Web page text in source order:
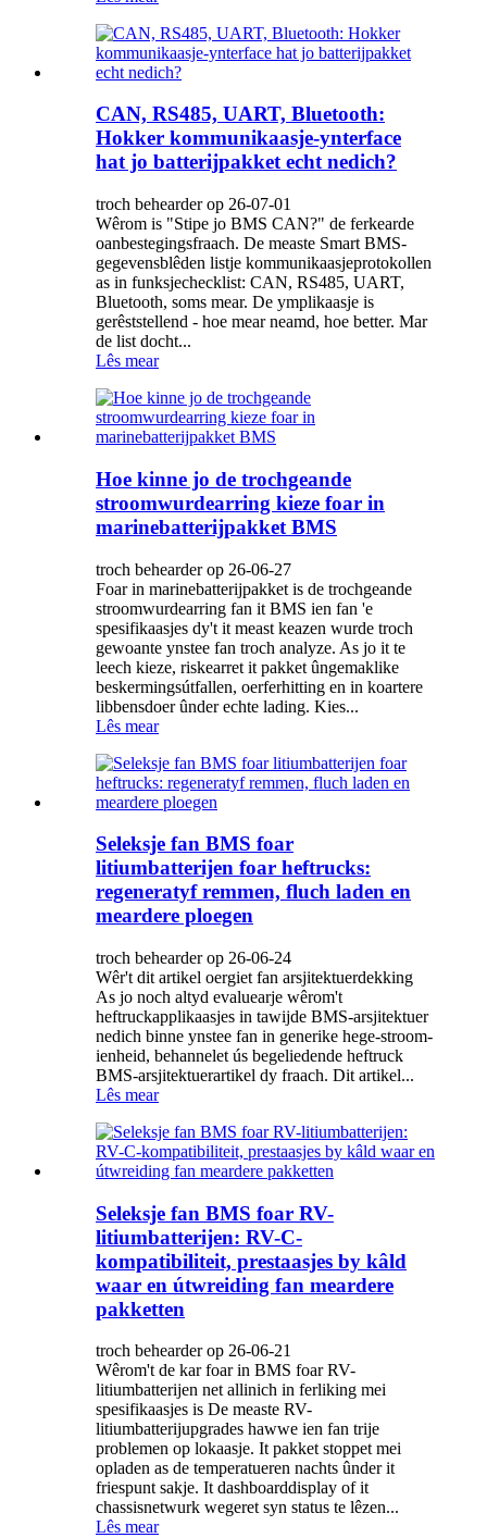
CAN, RS485, UART, Bluetooth:
Hokker kommunikaasje-ynterface
hat jo batterijpakket echt nedich?
troch behearder op 26-07-01
Wêrom is "Stipe jo BMS CAN?" de ferkearde
oanbestegingsfraach. De measte Smart BMS-
gegevensblêden listje kommunikaasjeprotokollen
as in funksjechecklist: CAN, RS485, UART,
Bluetooth, soms mear. De ymplikaasje is
gerêststellend - hoe mear neamd, hoe better. Mar
de list docht...
Lês mear
Hoe kinne jo de trochgeande
stroomwurdearring kieze foar in
marinebatterijpakket BMS
troch behearder op 26-06-27
Foar in marinebatterijpakket is de trochgeande
stroomwurdearring fan it BMS ien fan 'e
spesifikaasjes dy't it meast keazen wurde troch
gewoante ynstee fan troch analyze. As jo ​​it te
leech kieze, riskearret it pakket ûngemaklike
beskermingsútfallen, oerferhitting en in koartere
libbensdoer ûnder echte lading. Kies...
Lês mear
Seleksje fan BMS foar
litiumbatterijen foar heftrucks:
regeneratyf remmen, fluch laden en
meardere ploegen
troch behearder op 26-06-24
Wêr't dit artikel oergiet fan arsjitektuerdekking
As jo ​​noch altyd evaluearje wêrom't
heftruckapplikaasjes in tawijde BMS-arsjitektuer
nedich binne ynstee fan in generike hege-stroom-
ienheid, behannelet ús begeliedende heftruck
BMS-arsjitektuerartikel dy fraach. Dit artikel...
Lês mear
Seleksje fan BMS foar RV-
litiumbatterijen: RV-C-
kompatibiliteit, prestaasjes by kâld
waar en útwreiding fan meardere
pakketten
troch behearder op 26-06-21
Wêrom't de kar foar in BMS foar RV-
litiumbatterijen net allinich in ferliking mei
spesifikaasjes is De measte RV-
litiumbatterijupgrades hawwe ien fan trije
problemen op lokaasje. It pakket stoppet mei
opladen as de temperatueren nachts ûnder it
friespunt sakje. It dashboarddisplay of it
chassisnetwurk wegeret syn status te lêzen...
Lês mear